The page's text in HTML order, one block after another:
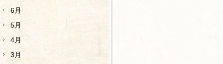
6月
5月
4月
3月